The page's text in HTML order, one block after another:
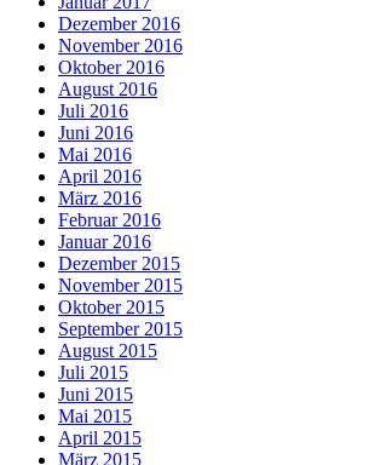
Dezember 2016
November 2016
Oktober 2016
August 2016
Juli 2016
Juni 2016
Mai 2016
April 2016
März 2016
Februar 2016
Januar 2016
Dezember 2015
November 2015
Oktober 2015
September 2015
August 2015
Juli 2015
Juni 2015
Mai 2015
April 2015
März 2015